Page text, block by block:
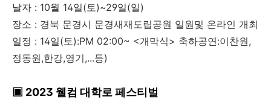
날자 : 10월 14일(토)~29일(일)
장소 : 경북 문경시 문경새재도립공원 일원및 온라인 개최
일정 : 14일(토):PM 02:00~ <개막식> 축하공연:이찬원,
정동원,한강,영기,...등)
▣ 2023 웰컴 대학로 페스티벌